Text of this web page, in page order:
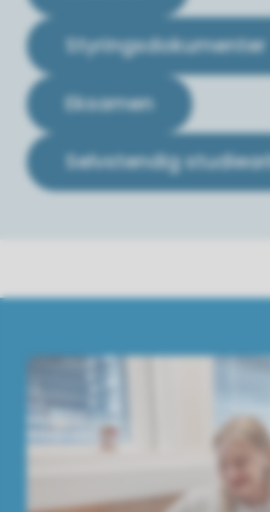
Styringsdokumenter
Eksamen
Selvstendig